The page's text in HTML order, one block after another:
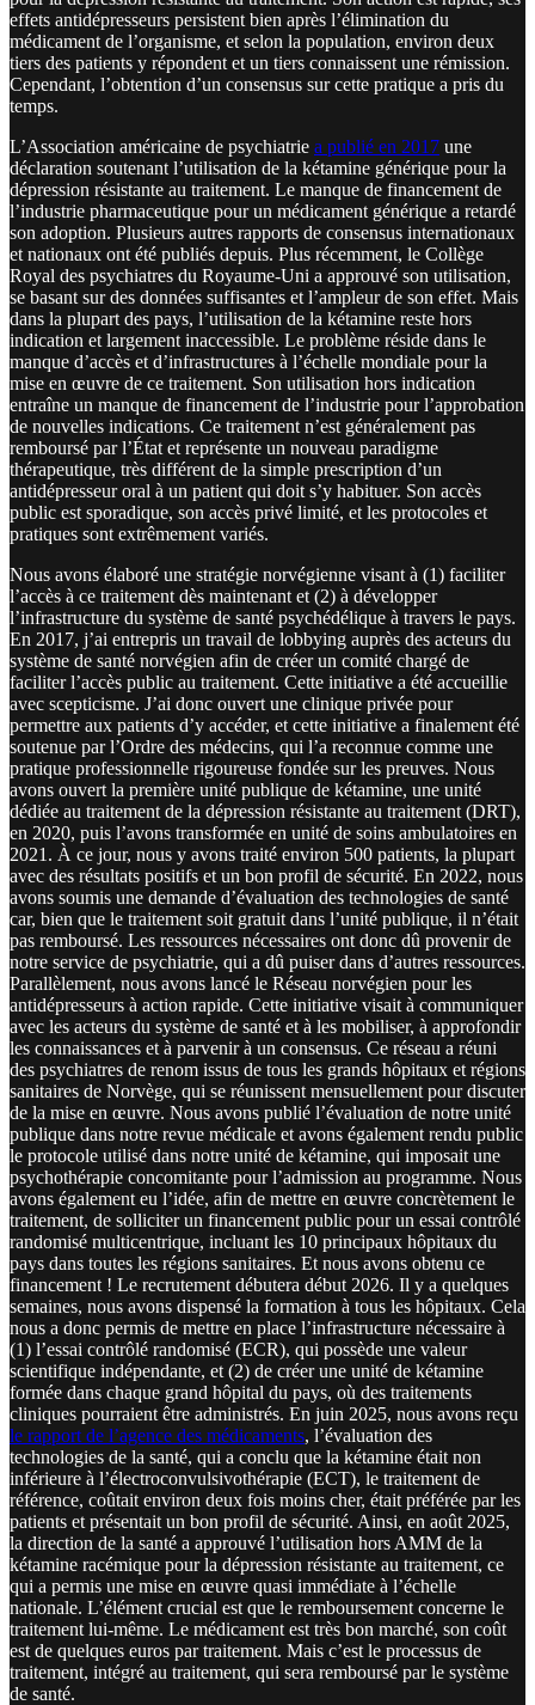
effets antidépresseurs persistent bien après l’élimination du
médicament de l’organisme, et selon la population, environ deux
tiers des patients y répondent et un tiers connaissent une rémission.
Cependant, l’obtention d’un consensus sur cette pratique a pris du
temps.
L’Association américaine de psychiatrie a publié en 2017 une
déclaration soutenant l’utilisation de la kétamine générique pour la
dépression résistante au traitement. Le manque de financement de
l’industrie pharmaceutique pour un médicament générique a retardé
son adoption. Plusieurs autres rapports de consensus internationaux
et nationaux ont été publiés depuis. Plus récemment, le Collège
Royal des psychiatres du Royaume-Uni a approuvé son utilisation,
se basant sur des données suffisantes et l’ampleur de son effet. Mais
dans la plupart des pays, l’utilisation de la kétamine reste hors
indication et largement inaccessible. Le problème réside dans le
manque d’accès et d’infrastructures à l’échelle mondiale pour la
mise en œuvre de ce traitement. Son utilisation hors indication
entraîne un manque de financement de l’industrie pour l’approbation
de nouvelles indications. Ce traitement n’est généralement pas
remboursé par l’État et représente un nouveau paradigme
thérapeutique, très différent de la simple prescription d’un
antidépresseur oral à un patient qui doit s’y habituer. Son accès
public est sporadique, son accès privé limité, et les protocoles et
pratiques sont extrêmement variés.
Nous avons élaboré une stratégie norvégienne visant à (1) faciliter
l’accès à ce traitement dès maintenant et (2) à développer
l’infrastructure du système de santé psychédélique à travers le pays.
En 2017, j’ai entrepris un travail de lobbying auprès des acteurs du
système de santé norvégien afin de créer un comité chargé de
faciliter l’accès public au traitement. Cette initiative a été accueillie
avec scepticisme. J’ai donc ouvert une clinique privée pour
permettre aux patients d’y accéder, et cette initiative a finalement été
soutenue par l’Ordre des médecins, qui l’a reconnue comme une
pratique professionnelle rigoureuse fondée sur les preuves. Nous
avons ouvert la première unité publique de kétamine, une unité
dédiée au traitement de la dépression résistante au traitement (DRT),
en 2020, puis l’avons transformée en unité de soins ambulatoires en
2021. À ce jour, nous y avons traité environ 500 patients, la plupart
avec des résultats positifs et un bon profil de sécurité. En 2022, nous
avons soumis une demande d’évaluation des technologies de santé
car, bien que le traitement soit gratuit dans l’unité publique, il n’était
pas remboursé. Les ressources nécessaires ont donc dû provenir de
notre service de psychiatrie, qui a dû puiser dans d’autres ressources.
Parallèlement, nous avons lancé le Réseau norvégien pour les
antidépresseurs à action rapide. Cette initiative visait à communiquer
avec les acteurs du système de santé et à les mobiliser, à approfondir
les connaissances et à parvenir à un consensus. Ce réseau a réuni
des psychiatres de renom issus de tous les grands hôpitaux et régions
sanitaires de Norvège, qui se réunissent mensuellement pour discuter
de la mise en œuvre. Nous avons publié l’évaluation de notre unité
publique dans notre revue médicale et avons également rendu public
le protocole utilisé dans notre unité de kétamine, qui imposait une
psychothérapie concomitante pour l’admission au programme. Nous
avons également eu l’idée, afin de mettre en œuvre concrètement le
traitement, de solliciter un financement public pour un essai contrôlé
randomisé multicentrique, incluant les 10 principaux hôpitaux du
pays dans toutes les régions sanitaires. Et nous avons obtenu ce
financement ! Le recrutement débutera début 2026. Il y a quelques
semaines, nous avons dispensé la formation à tous les hôpitaux. Cela
nous a donc permis de mettre en place l’infrastructure nécessaire à
(1) l’essai contrôlé randomisé (ECR), qui possède une valeur
scientifique indépendante, et (2) de créer une unité de kétamine
formée dans chaque grand hôpital du pays, où des traitements
cliniques pourraient être administrés. En juin 2025, nous avons reçu
le rapport de l’agence des médicaments, l’évaluation des
technologies de la santé, qui a conclu que la kétamine était non
inférieure à l’électroconvulsivothérapie (ECT), le traitement de
référence, coûtait environ deux fois moins cher, était préférée par les
patients et présentait un bon profil de sécurité. Ainsi, en août 2025,
la direction de la santé a approuvé l’utilisation hors AMM de la
kétamine racémique pour la dépression résistante au traitement, ce
qui a permis une mise en œuvre quasi immédiate à l’échelle
nationale. L’élément crucial est que le remboursement concerne le
traitement lui-même. Le médicament est très bon marché, son coût
est de quelques euros par traitement. Mais c’est le processus de
traitement, intégré au traitement, qui sera remboursé par le système
de santé.